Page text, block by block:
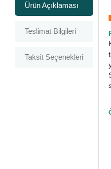
Ürün Açıklaması
Teslimat Bilgileri
Taksit Seçenekleri